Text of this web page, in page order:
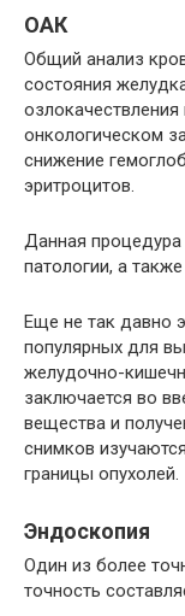
ОАК
Общий анализ
состояния
онкологическом
снижение
эритроцитов.
Данная
патологии, а
Еще не так давно
популярных для
желудочно-
заключается во
вещества и
снимков
границы опухолей.
Эндоскопия
Один из более
точность